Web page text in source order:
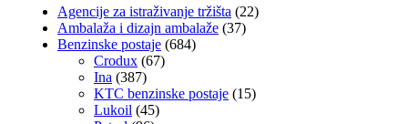
Agencije za istraživanje tržišta (22)
Ambalaža i dizajn ambalaže (37)
Benzinske postaje (684)
Crodux (67)
Ina (387)
KTC benzinske postaje (15)
Lukoil (45)